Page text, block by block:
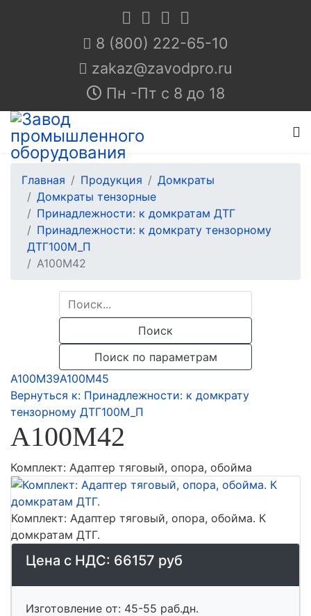
8 (800) 222-65-10
Пн -Пт с 8 до 18
Главная Продукция
Домкраты
Домкраты тензорные
Принадлежности: к домкратам ДТГ
Принадлежности: к домкрату тензорному
ДТГ100М_П
А100М42
Поиск
Поиск по параметрам
А100М39А100М45
Вернуться к: Принадлежности: к домкрату
тензорному ДТГ100М_П
А100М42
Комплект: Адаптер тяговый, опора, обойма
Комплект: Адаптер тяговый, опора, обойма. К
домкратам ДТГ.
Цена с НДС: 66157 руб
Изготовление от: 45-55 раб.дн.